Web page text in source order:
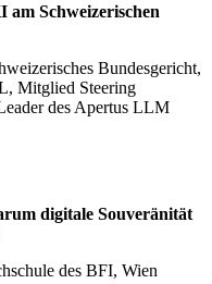
Schweizerischen
Bundesgericht,
Mitglied Steering
des Apertus LLM
digitale Souveränität
des BFI, Wien